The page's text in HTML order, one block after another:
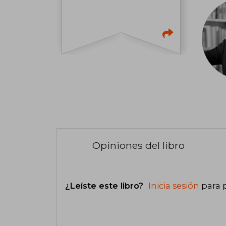
Opiniones del libro
¿Leíste este libro? Inicia sesión para